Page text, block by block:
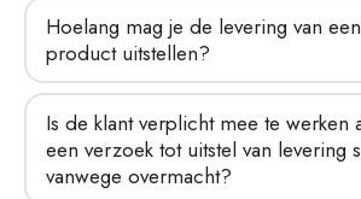
Hoelang mag je de levering van
product uitstellen?
Is de klant verplicht mee te werken
een verzoek tot uitstel van levering
vanwege overmacht?